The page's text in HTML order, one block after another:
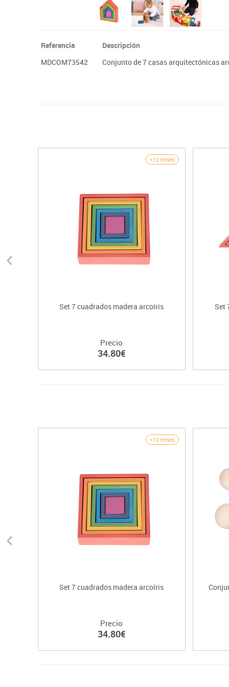
Referencia Descripción
MDCOM73542
Conjunto de 7 casas arquitectónicas
+12 meses
Set 7 cuadrados madera arcoíris
Precio
34.80€
Set
+12 meses
Set 7 cuadrados madera arcoíris
Precio
34.80€